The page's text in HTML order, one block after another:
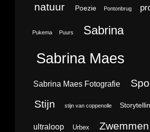
natuur Poezie Pontonbrug
Pukema Puurs Sabrina
Sabrina Maes
Sabrina Maes Fotografie
Stijn stijn van coppenolle
ultraloop Urbex Zwemmen